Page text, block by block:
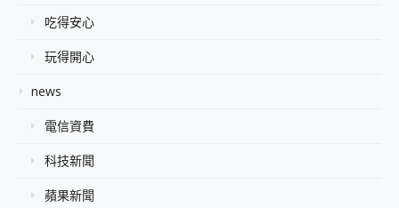
吃得安心
玩得開心
news
電信資費
科技新聞
蘋果新聞